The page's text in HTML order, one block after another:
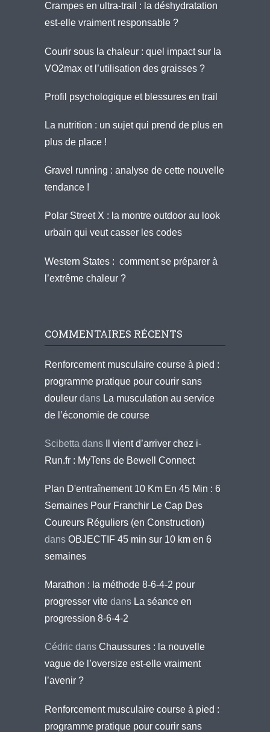
Crampes en ultra-trail : la déshydratation
est-elle vraiment responsable ?
Courir sous la chaleur : quel impact sur la
VO2max et l’utilisation des graisses ?
Profil psychologique et blessures en trail
La nutrition : un sujet qui prend de plus en
plus de place !
Gravel running : analyse de cette nouvelle
tendance !
Polar Street X : la montre outdoor au look
urbain qui veut casser les codes
Western States : comment se préparer à
l’extrême chaleur ?
COMMENTAIRES RÉCENTS
Renforcement musculaire course à pied :
programme pratique pour courir sans
douleur dans La musculation au service
de l’économie de course
Scibetta dans
Il vient d’arriver chez i-
Run.fr : MyTens de Bewell Connect
Plan D'entraînement 10 Km En 45 Min : 6
Semaines Pour Franchir Le Cap Des
Coureurs Réguliers (en Construction)
dans OBJECTIF 45 min sur 10 km en 6
semaines
Marathon : la méthode 8-6-4-2 pour
progresser vite dans La séance en
progression 8-6-4-2
Cédric dans Chaussures : la nouvelle
vague de l’oversize est-elle vraiment
l’avenir ?
Renforcement musculaire course à pied :
programme pratique pour courir sans